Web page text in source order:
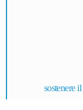
sostenere il